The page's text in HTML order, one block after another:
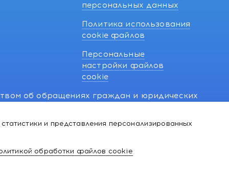
и представления персонализированных
обработки файлов cookie
персональных данных
Политика использования
cookie файлов
Персональные
настройки файлов
cookie
об обращениях граждан и юридических
о нарушении их прав, предусмотренных